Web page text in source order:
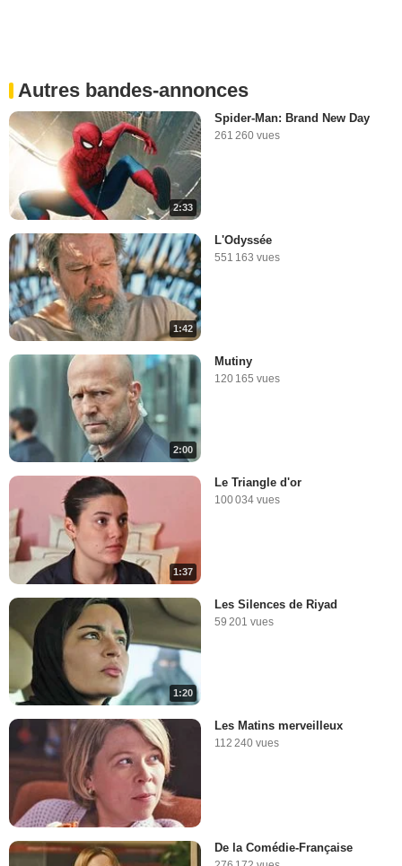
Autres bandes-annonces
2:33
Spider-Man: Brand New Day
261 260 vues
1:42
L'Odyssée
551 163 vues
2:00
Mutiny
120 165 vues
1:37
Le Triangle d'or
100 034 vues
1:20
Les Silences de Riyad
59 201 vues
Les Matins merveilleux
112 240 vues
De la Comédie-Française